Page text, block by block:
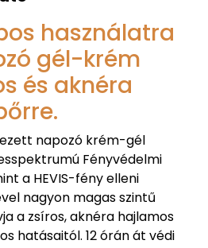
használatra
gél-krém
és aknéra
napozó krém-gél
Fényvédelmi
a HEVIS-fény elleni
nagyon magas szintű
a zsíros, aknéra hajlamos
hatásaitól. 12 órán át védi